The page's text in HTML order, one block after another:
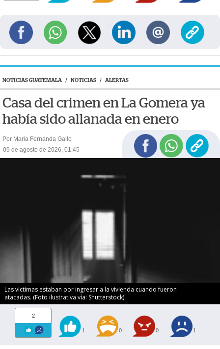
NOTICIAS GUATEMALA / NOTICIAS / ALERTAS
Casa del crimen en La Gomera ya
había sido allanada en enero
Por Maria Fernanda Gallo
09 de agosto de 2026, 01:45
Las víctimas estaban por ingresar a la vivienda cuando fueron
atacadas. (Foto ilustrativa vía: Shutterstock)
2
1 0 0 1